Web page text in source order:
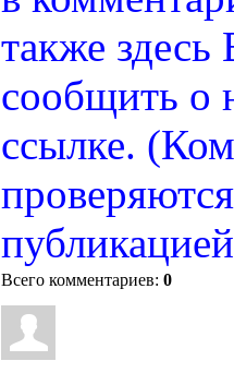
также
сообщить о
ссылке.
Всего комментариев: 0